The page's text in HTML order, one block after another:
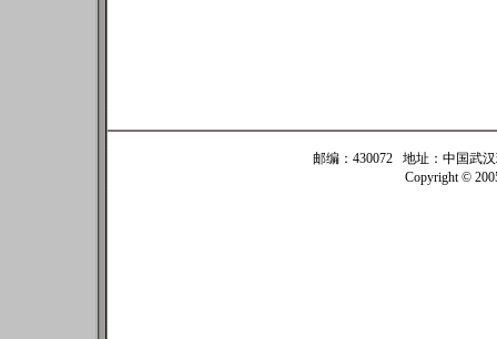
邮编：430072 地址：中国武
Copyright ©